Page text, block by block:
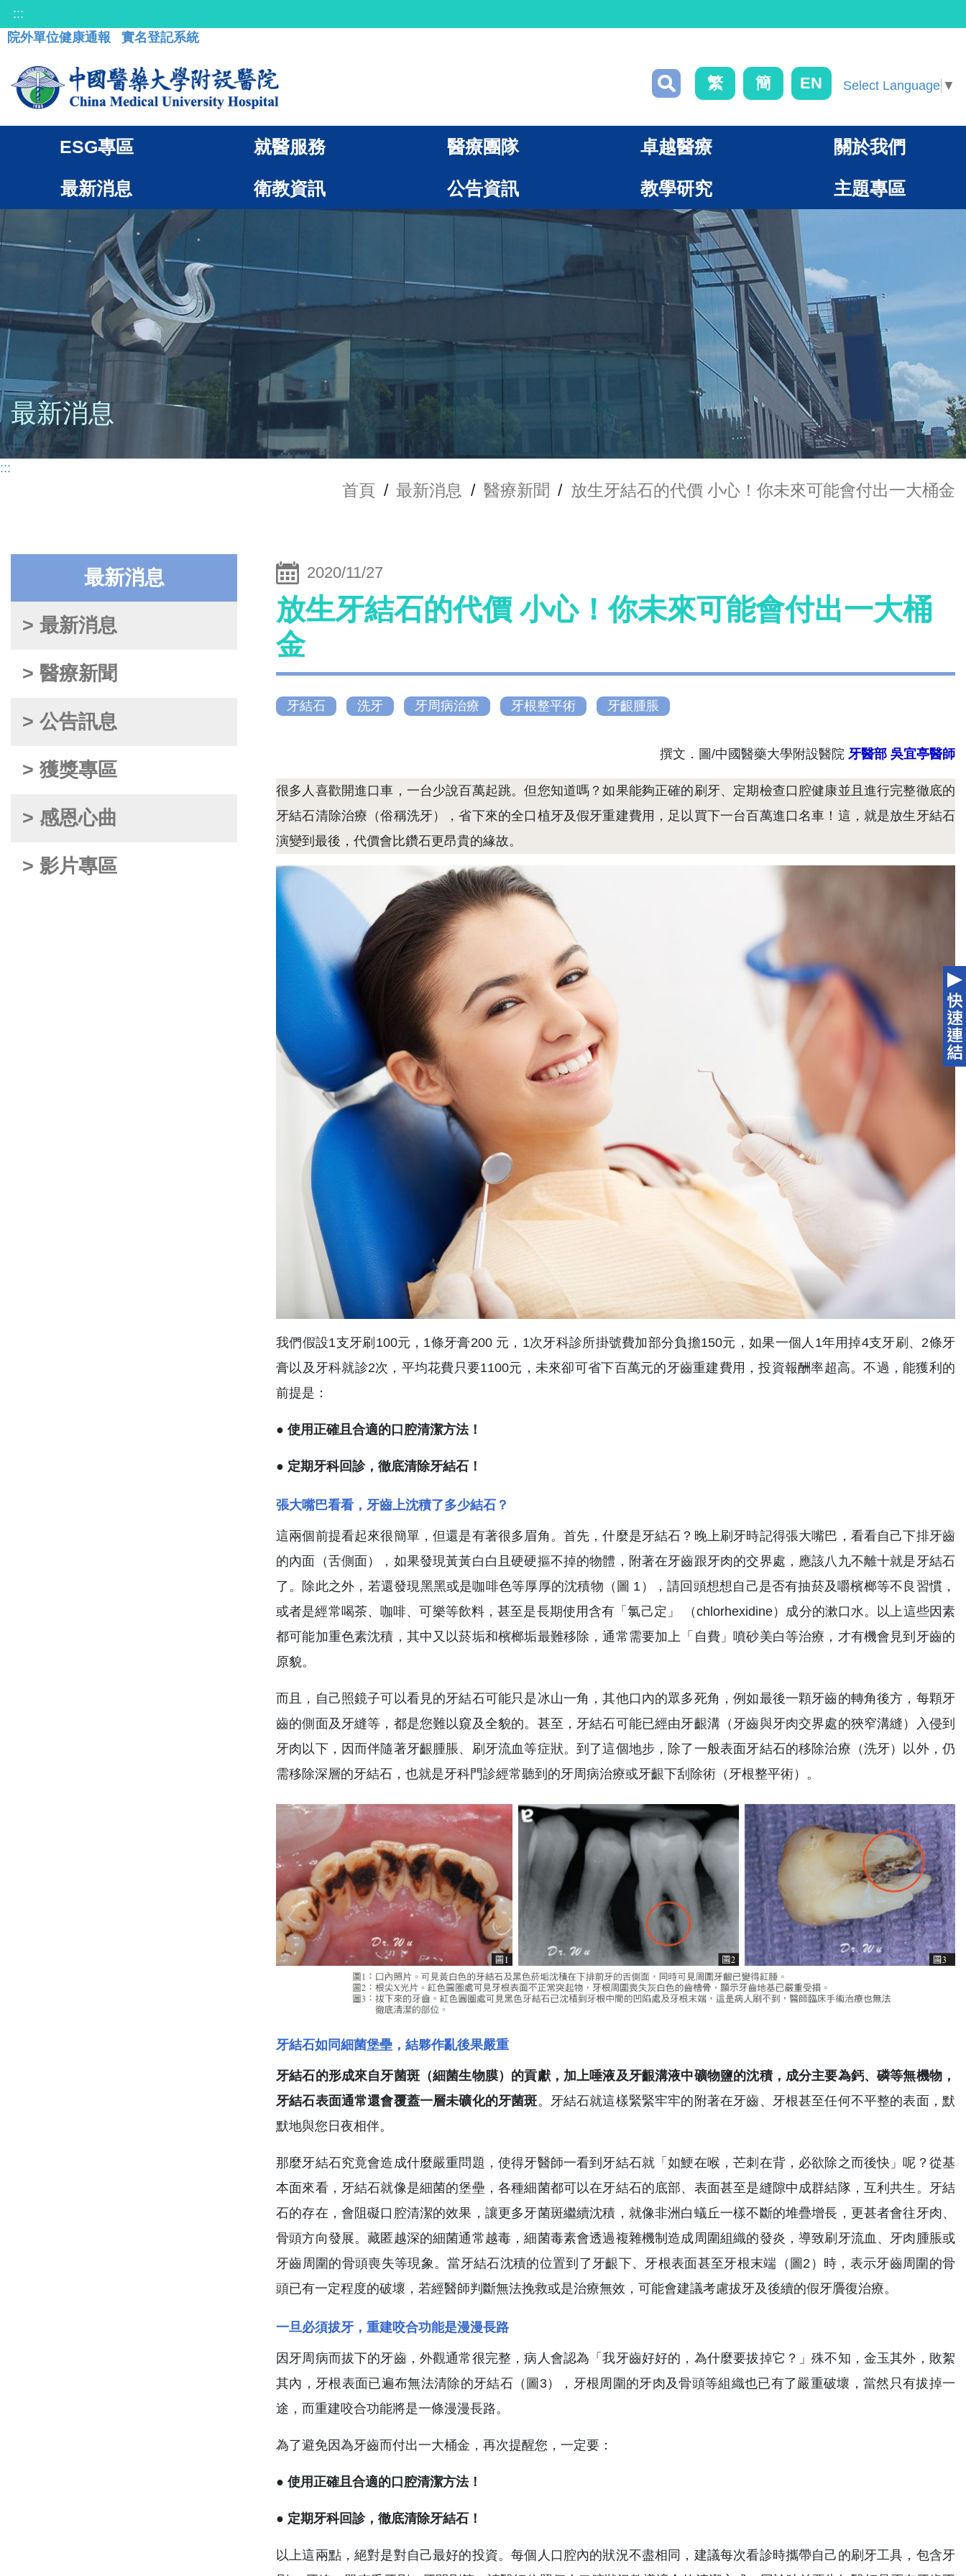
:::
院外單位健康通報
實名登記系統
繁 簡 EN Select Language ▼
ESG專區 就醫服務 醫療團隊 卓越醫療 關於我們
最新消息 衛教資訊 公告資訊 教學研究 主題專區
最新消息
:::
首頁 / 最新消息 / 醫療新聞 / 放生牙結石的代價 小心！你未來可能會付出一大桶金
最新消息
> 最新消息
> 醫療新聞
> 公告訊息
> 獲獎專區
> 感恩心曲
> 影片專區
2020/11/27
放生牙結石的代價 小心！你未來可能會付出一大桶
金
牙結石 洗牙 牙周病治療 牙根整平術 牙齦腫脹
撰文．圖/中國醫藥大學附設醫院 牙醫部 吳宜亭醫師
很多人喜歡開進口車，一台少說百萬起跳。但您知道嗎？如果能夠正確的刷牙、定期檢查口腔健康並且進行完整徹底的
牙結石清除治療（俗稱洗牙），省下來的全口植牙及假牙重建費用，足以買下一台百萬進口名車！這，就是放生牙結石
演變到最後，代價會比鑽石更昂貴的緣故。
我們假設1支牙刷100元，1條牙膏200 元，1次牙科診所掛號費加部分負擔150元，如果一個人1年用掉4支牙刷、2條牙
膏以及牙科就診2次，平均花費只要1100元，未來卻可省下百萬元的牙齒重建費用，投資報酬率超高。不過，能獲利的
前提是：
● 使用正確且合適的口腔清潔方法！
● 定期牙科回診，徹底清除牙結石！
張大嘴巴看看，牙齒上沈積了多少結石？
這兩個前提看起來很簡單，但還是有著很多眉角。首先，什麼是牙結石？晚上刷牙時記得張大嘴巴，看看自己下排牙齒
的內面（舌側面），如果發現黃黃白白且硬硬摳不掉的物體，附著在牙齒跟牙肉的交界處，應該八九不離十就是牙結石
了。除此之外，若還發現黑黑或是咖啡色等厚厚的沈積物（圖 1），請回頭想想自己是否有抽菸及嚼檳榔等不良習慣，
或者是經常喝茶、咖啡、可樂等飲料，甚至是長期使用含有「氯己定」 （chlorhexidine）成分的漱口水。以上這些因素
都可能加重色素沈積，其中又以菸垢和檳榔垢最難移除，通常需要加上「自費」噴砂美白等治療，才有機會見到牙齒的
原貌。
而且，自己照鏡子可以看見的牙結石可能只是冰山一角，其他口內的眾多死角，例如最後一顆牙齒的轉角後方，每顆牙
齒的側面及牙縫等，都是您難以窺及全貌的。甚至，牙結石可能已經由牙齦溝（牙齒與牙肉交界處的狹窄溝縫）入侵到
牙肉以下，因而伴隨著牙齦腫脹、刷牙流血等症狀。到了這個地步，除了一般表面牙結石的移除治療（洗牙）以外，仍
需移除深層的牙結石，也就是牙科門診經常聽到的牙周病治療或牙齦下刮除術（牙根整平術）。
牙結石如同細菌堡壘，結夥作亂後果嚴重
牙結石的形成來自牙菌斑（細菌生物膜）的貢獻，加上唾液及牙齦溝液中礦物鹽的沈積，成分主要為鈣、磷等無機物，
牙結石表面通常還會覆蓋一層未礦化的牙菌斑。牙結石就這樣緊緊牢牢的附著在牙齒、牙根甚至任何不平整的表面，默
默地與您日夜相伴。
那麼牙結石究竟會造成什麼嚴重問題，使得牙醫師一看到牙結石就「如鯁在喉，芒刺在背，必欲除之而後快」呢？從基
本面來看，牙結石就像是細菌的堡壘，各種細菌都可以在牙結石的底部、表面甚至是縫隙中成群結隊，互利共生。牙結
石的存在，會阻礙口腔清潔的效果，讓更多牙菌斑繼續沈積，就像非洲白蟻丘一樣不斷的堆疊增長，更甚者會往牙肉、
骨頭方向發展。藏匿越深的細菌通常越毒，細菌毒素會透過複雜機制造成周圍組織的發炎，導致刷牙流血、牙肉腫脹或
牙齒周圍的骨頭喪失等現象。當牙結石沈積的位置到了牙齦下、牙根表面甚至牙根末端（圖2）時，表示牙齒周圍的骨
頭已有一定程度的破壞，若經醫師判斷無法挽救或是治療無效，可能會建議考慮拔牙及後續的假牙贗復治療。
一旦必須拔牙，重建咬合功能是漫漫長路
因牙周病而拔下的牙齒，外觀通常很完整，病人會認為「我牙齒好好的，為什麼要拔掉它？」殊不知，金玉其外，敗絮
其內，牙根表面已遍布無法清除的牙結石（圖3），牙根周圍的牙肉及骨頭等組織也已有了嚴重破壞，當然只有拔掉一
途，而重建咬合功能將是一條漫漫長路。
為了避免因為牙齒而付出一大桶金，再次提醒您，一定要：
● 使用正確且合適的口腔清潔方法！
● 定期牙科回診，徹底清除牙結石！
以上這兩點，絕對是對自己最好的投資。每個人口腔內的狀況不盡相同，建議每次看診時攜帶自己的刷牙工具，包含牙